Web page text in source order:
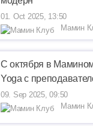
01. Oct 2025, 13:50
Мамин
С октября в
Yoga с
09. Sep 2025, 09:50
Мамин